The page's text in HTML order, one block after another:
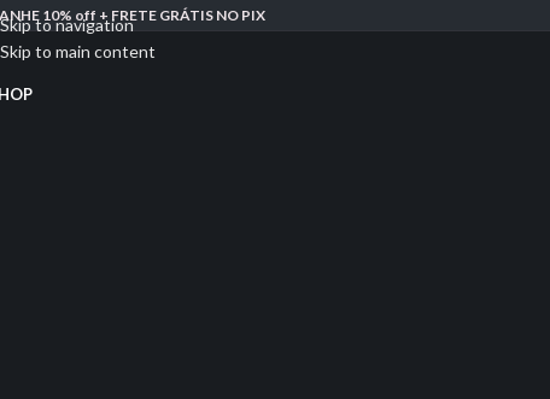
Skip to navigation
Skip to main content
10% off + FRETE GRÁTIS NO PIX